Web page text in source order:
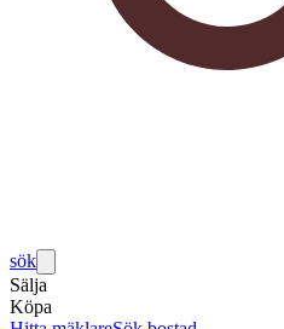
sök
Sälja
Köpa